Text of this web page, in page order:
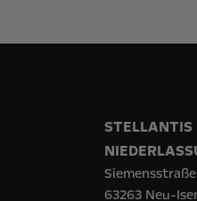
STELLANTIS
63263 Neu-